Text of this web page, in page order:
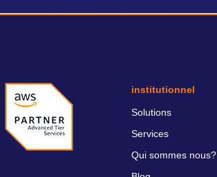
institutionnel
Solutions
Services
Qui sommes nous?